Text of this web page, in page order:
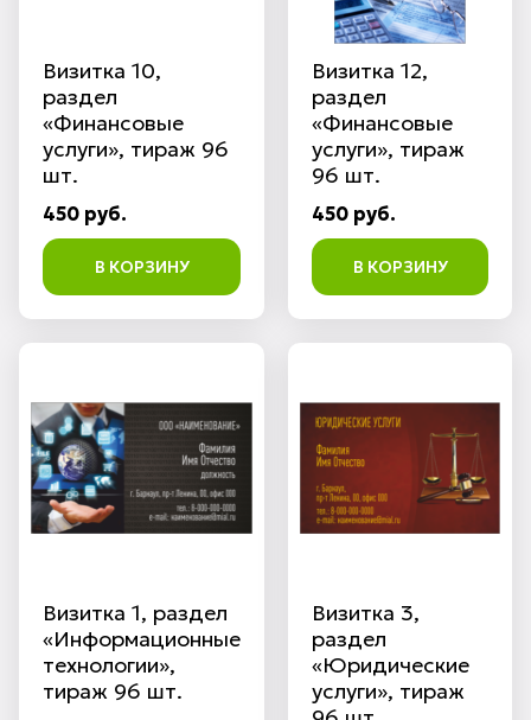
Визитка 10,
раздел
«Финансовые
услуги», тираж 96
шт.
450 руб.
В КОРЗИНУ
Визитка 12,
раздел
«Финансовые
услуги», тираж
96 шт.
450 руб.
В КОРЗИНУ
Визитка 1, раздел
«Информационные
технологии»,
тираж 96 шт.
Визитка 3,
раздел
«Юридические
услуги», тираж